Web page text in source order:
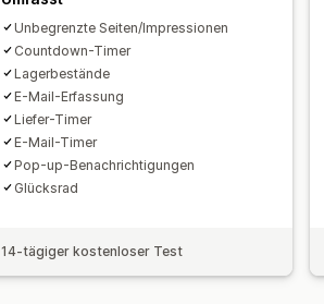
Unbegrenzte Seiten/Impressionen
Countdown-Timer
Lagerbestände
E-Mail-Erfassung
Liefer-Timer
E-Mail-Timer
Pop-up-Benachrichtigungen
Glücksrad
14-tägiger kostenloser Test